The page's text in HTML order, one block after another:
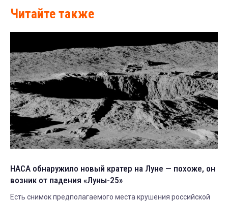
Читайте также
НАСА обнаружило новый кратер на Луне — похоже, он
возник от падения «Луны-25»
Есть снимок предполагаемого места крушения российской